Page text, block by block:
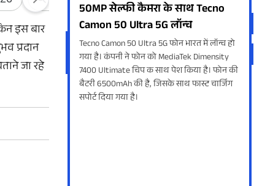
इस बार
प्रदान
जा रहे
V1 और
V1 5G की लॉन्च डेट
स्मार्टफोन को अगले
है। इनमें एचडी
50MP सेल्फी कैमरा के साथ Tecno
Camon 50 Ultra 5G लॉन्च
Tecno Camon 50 Ultra 5G फोन भारत में लॉन्च हो
गया है। कंपनी ने फोन को MediaTek Dimensity
7400 Ultimate चिप क साथ पेश किया है। फोन की
बैटरी 6500mAh की है, जिसके साथ फास्ट चार्जिंग
सपोर्ट दिया गया है।